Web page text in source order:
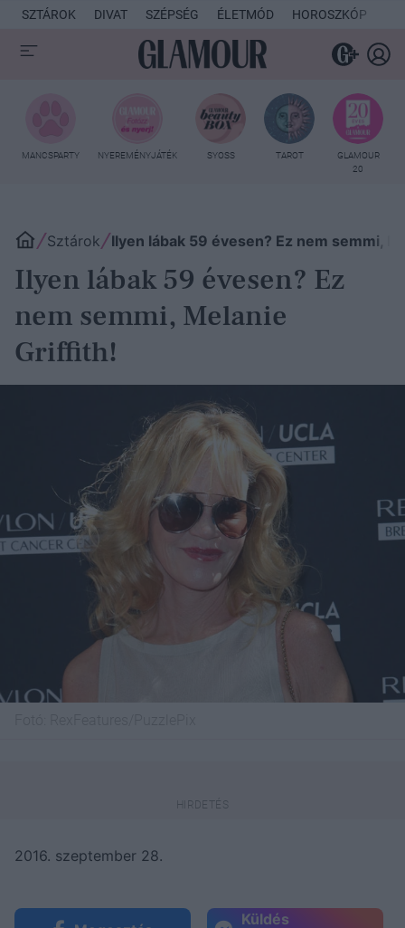
SZTÁROK DIVAT SZÉPSÉG ÉLETMÓD HOROSZKÓP
MANCSPARTY NYEREMÉNYJÁTÉK SYOSS TAROT
GLAMOUR
20
Sztárok Ilyen lábak 59 évesen? Ez nem semmi,
Ilyen lábak 59 évesen? Ez
nem semmi, Melanie
Griffith!
2016. szeptember 28.
Küldés